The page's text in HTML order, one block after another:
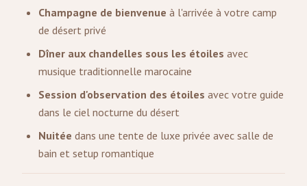
Champagne de bienvenue à l'arrivée à votre camp
de désert privé
Dîner aux chandelles sous les étoiles avec
musique traditionnelle marocaine
Session d'observation des étoiles avec votre guide
dans le ciel nocturne du désert
Nuitée dans une tente de luxe privée avec salle de
bain et setup romantique